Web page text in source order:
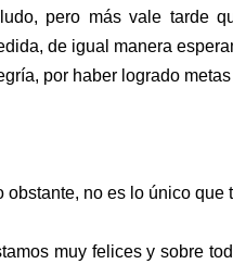
pero más vale tarde
de igual manera
por haber logrado
obstante, no es lo único que
muy felices y sobre